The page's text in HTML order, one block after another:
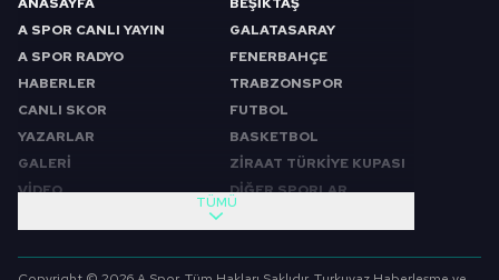
A SPOR CANLI YAYIN
A SPOR RADYO
HABERLER
CANLI SKOR
YAZARLAR
GALERİ
VİDEO
GALATASARAY
FENERBAHÇE
TRABZONSPOR
FUTBOL
BASKETBOL
ZİRAAT TÜRKİYE KUPASI
DİĞER SPORLAR
SABAH SPORU
FUTBOL
TÜMÜ